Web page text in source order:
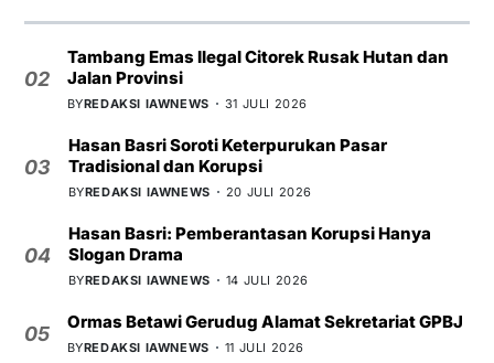
02
Tambang Emas Ilegal Citorek Rusak Hutan dan
Jalan Provinsi
BYREDAKSI IAWNEWS 31 JULI 2026
03
Hasan Basri Soroti Keterpurukan Pasar
Tradisional dan Korupsi
BYREDAKSI IAWNEWS 20 JULI 2026
04
Hasan Basri: Pemberantasan Korupsi Hanya
Slogan Drama
BYREDAKSI IAWNEWS 14 JULI 2026
05
Ormas Betawi Gerudug Alamat Sekretariat GPBJ
BYREDAKSI IAWNEWS 11 JULI 2026